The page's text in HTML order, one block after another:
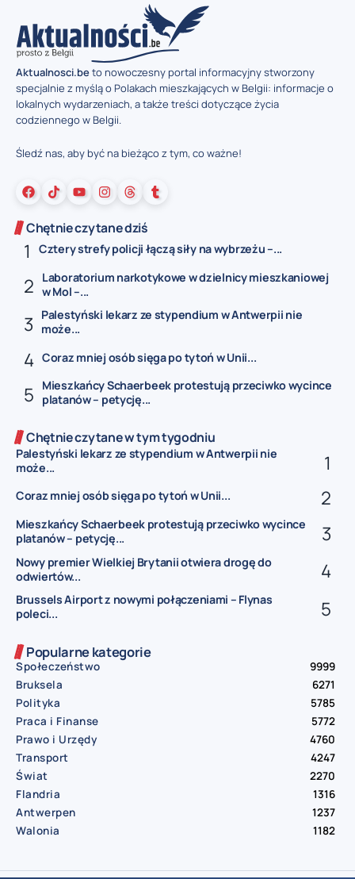
Aktualnosci.beto nowoczesny portal informacyjny stworzony
specjalnie z myślą o Polakach mieszkających w Belgii: informacje o
lokalnych wydarzeniach, a także treści dotyczące życia
codziennego w Belgii.
Śledź nas, aby być na bieżąco z tym, co ważne!
Chętnie czytane dziś
Cztery strefy policji łączą siły na wybrzeżu –...
Laboratorium narkotykowe w dzielnicy mieszkaniowej
w Mol –...
Palestyński lekarz ze stypendium w Antwerpii nie
może...
Coraz mniej osób sięga po tytoń w Unii...
Mieszkańcy Schaerbeek protestują przeciwko wycince
platanów – petycję...
Chętnie czytane w tym tygodniu
Palestyński lekarz ze stypendium w Antwerpii nie
może...
Coraz mniej osób sięga po tytoń w Unii...
Mieszkańcy Schaerbeek protestują przeciwko wycince
platanów – petycję...
Nowy premier Wielkiej Brytanii otwiera drogę do
odwiertów...
Brussels Airport z nowymi połączeniami – Flynas
poleci...
Popularne kategorie
Społeczeństwo
9999
Bruksela
6271
Polityka
5785
Praca i Finanse
5772
Prawo i Urzędy
4760
Transport
4247
Świat
2270
Flandria
1316
Antwerpen
1237
Walonia
1182